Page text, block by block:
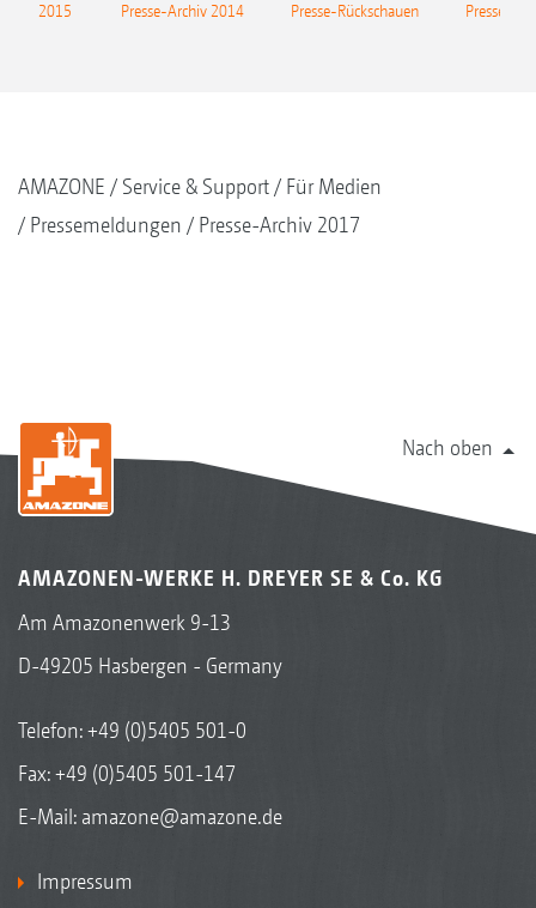
2015 Presse-Archiv 2014 Presse-Rückschauen Presse-
AMAZONE Service & Support
Für Medien
Pressemeldungen
Presse-Archiv 2017
Nach oben
AMAZONEN-WERKE H. DREYER SE & Co. KG
Am Amazonenwerk 9-13
D-49205 Hasbergen - Germany
Telefon:+49 (0)5405 501-0
Fax: +49 (0)5405 501-147
E-Mail: amazone@amazone.de
Impressum